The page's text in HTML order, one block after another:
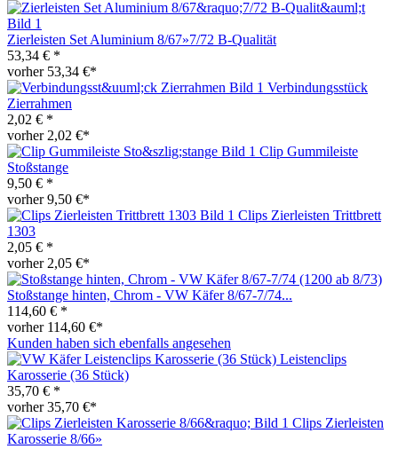
Zierleisten Set Aluminium 8/67»7/72 B-Qualität
53,34 € *
vorher 53,34 €*
Verbindungsstück
Zierrahmen
2,02 € *
vorher 2,02 €*
Clip Gummileiste
Stoßstange
9,50 € *
vorher 9,50 €*
Clips Zierleisten Trittbrett
1303
2,05 € *
vorher 2,05 €*
Stoßstange hinten, Chrom - VW Käfer 8/67-7/74...
114,60 € *
vorher 114,60 €*
Kunden haben sich ebenfalls angesehen
Leistenclips
Karosserie (36 Stück)
35,70 € *
vorher 35,70 €*
Clips Zierleisten
Karosserie 8/66»